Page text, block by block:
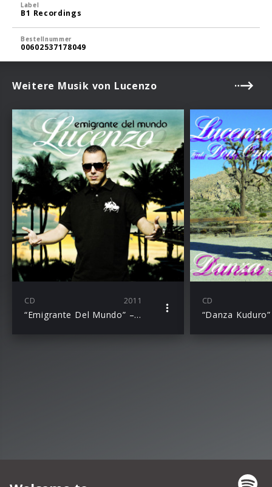
Label
B1 Recordings
Bestellnummer
00602537178049
Weitere Musik von Lucenzo
CD 2011
“Emigrante Del Mundo” – das Album zum Sommerhit “Danza Kuduro”
CD